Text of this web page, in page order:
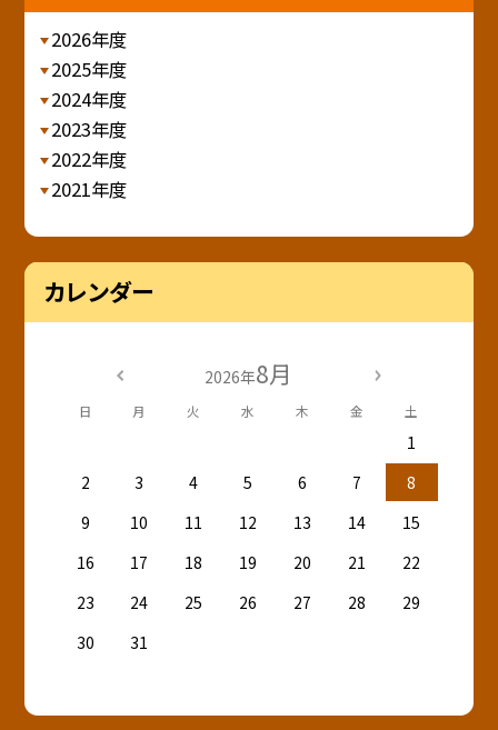
2026年度
2025年度
2024年度
2023年度
2022年度
2021年度
カレンダー
2026年8月
日 月 火 水 木 金 土
1
2
3 4 5 6 7
8
9
10 11 12 13 14
15
16
17 18 19 20 21
22
23
24 25 26 27 28
29
30
31